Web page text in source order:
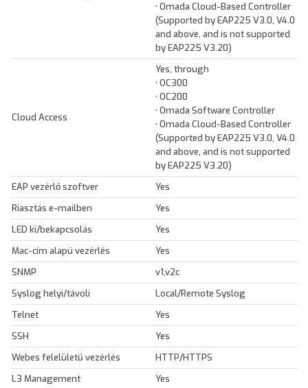
• Omada Cloud-Based Controller
(Supported by EAP225 V3.0, V4.0
and above, and is not supported
by EAP225 V3.20)
Cloud Access
Yes, through
• OC300
• OC200
• Omada Software Controller
• Omada Cloud-Based Controller
(Supported by EAP225 V3.0, V4.0
and above, and is not supported
by EAP225 V3.20)
EAP vezérlő szoftver
Yes
Riasztás e-mailben
Yes
LED ki/bekapcsolás
Yes
Mac-cím alapú vezérlés
Yes
SNMP
v1,v2c
Syslog helyi/távoli
Local/Remote Syslog
Telnet
Yes
SSH
Yes
Webes felelületű vezérlés
HTTP/HTTPS
L3 Management
Yes